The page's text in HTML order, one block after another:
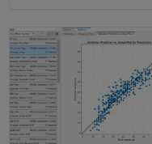
Navegación de panel